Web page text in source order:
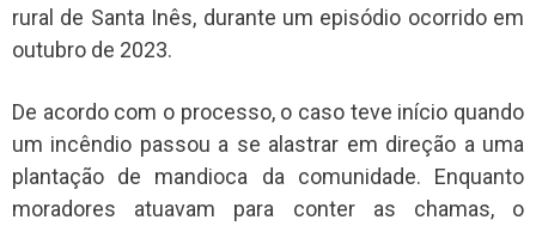
rural de Santa Inês, durante um episódio ocorrido em
outubro de 2023.
De acordo com o processo, o caso teve início quando
um incêndio passou a se alastrar em direção a uma
plantação de mandioca da comunidade. Enquanto
moradores atuavam para conter as chamas, o